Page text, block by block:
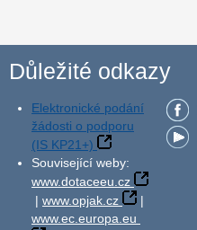
Důležité odkazy
Elektronické podání
žádosti o podporu
(IS KP21+)
Související weby:
www.dotaceeu.cz
| www.opjak.cz
|
www.ec.europa.eu